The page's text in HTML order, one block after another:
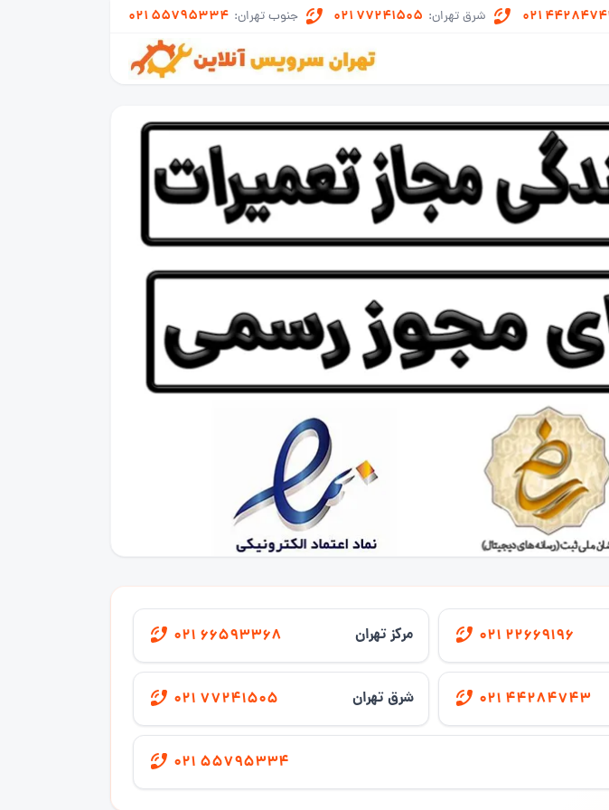
021 شرق تهران: 021 77241505 جنوب تهران: 021 55795334
021 22669196 مرکز تهران 021 66593368
021 44284743 شرق تهران 021 77241505
021 55795334